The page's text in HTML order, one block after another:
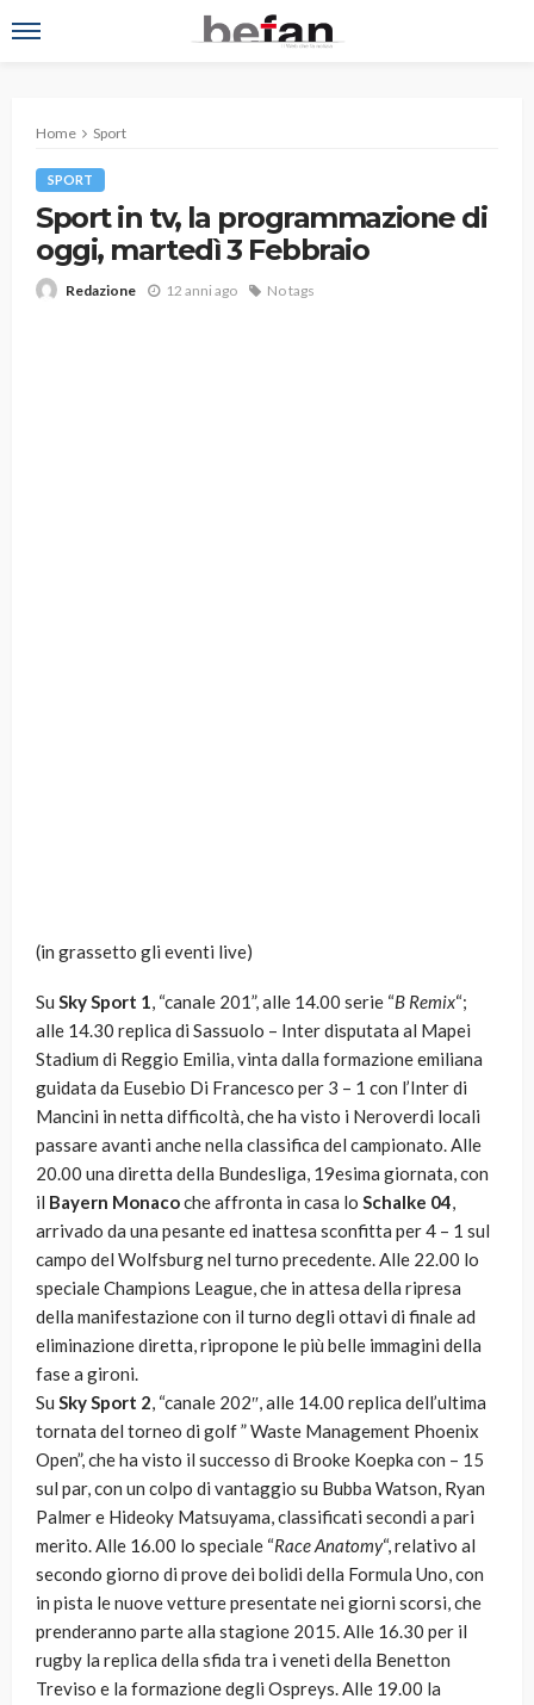
Home Sport
SPORT
Sport in tv, la programmazione di
oggi, martedì 3 Febbraio
Redazione 12 anni ago No tags
(in grassetto gli eventi live)
Su Sky Sport 1, “canale 201”, alle 14.00 serie “B Remix“;
alle 14.30 replica di Sassuolo – Inter disputata al Mapei
Stadium di Reggio Emilia, vinta dalla formazione emiliana
guidata da Eusebio Di Francesco per 3 – 1 con l’Inter di
Mancini in netta difficoltà, che ha visto i Neroverdi locali
passare avanti anche nella classifica del campionato. Alle
20.00 una diretta della Bundesliga, 19esima giornata, con
il Bayern Monacoche affronta in casa lo Schalke 04,
arrivado da una pesante ed inattesa sconfitta per 4 – 1 sul
campo del Wolfsburg nel turno precedente. Alle 22.00 lo
speciale Champions League, che in attesa della ripresa
della manifestazione con il turno degli ottavi di finale ad
eliminazione diretta, ripropone le più belle immagini della
fase a gironi.
Su Sky Sport 2, “canale 202″, alle 14.00 replica dell’ultima
tornata del torneo di golf ” Waste Management Phoenix
Open”, che ha visto il successo di Brooke Koepka con – 15
sul par, con un colpo di vantaggio su Bubba Watson, Ryan
Palmer e Hideoky Matsuyama, classificati secondi a pari
merito. Alle 16.00 lo speciale “Race Anatomy“, relativo al
secondo giorno di prove dei bolidi della Formula Uno, con
in pista le nuove vetture presentate nei giorni scorsi, che
prenderanno parte alla stagione 2015. Alle 16.30 per il
rugby la replica della sfida tra i veneti della Benetton
Treviso e la formazione degli Ospreys. Alle 19.00 la